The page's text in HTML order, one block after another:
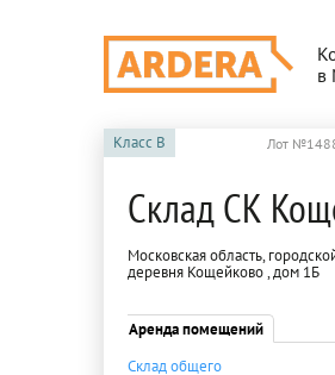
в
Класс B Лот
Склад СК
Московская область,
деревня Кощейково , дом 1Б
Аренда помещений
Склад общего